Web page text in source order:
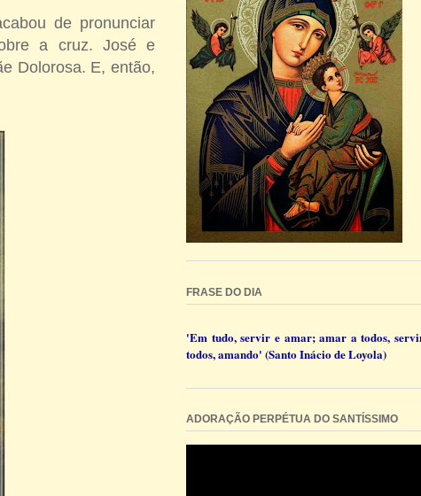
de pronunciar
a cruz. José e
Dolorosa. E, então,
FRASE DO DIA
'Em tudo, servir e amar; amar a todos,
todos, amando' (Santo Inácio de Loyola)
ADORAÇÃO PERPÉTUA DO SANTÍSSIMO